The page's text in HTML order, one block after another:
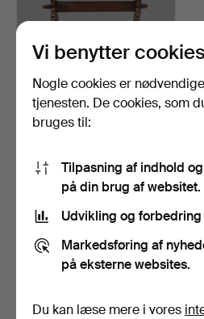
BOCKBORD, 1700-tallet.
1 dag
Overvåg søgning
auktioner.
Vi benytter cookies
Nogle cookies er
tjenesten. De cookies, som
bruges til:
Tilpasning af indhold
på din brug af websitet.
Udvikling og
Markedsføring af
på eksterne websites.
Du kan læse mere i vores